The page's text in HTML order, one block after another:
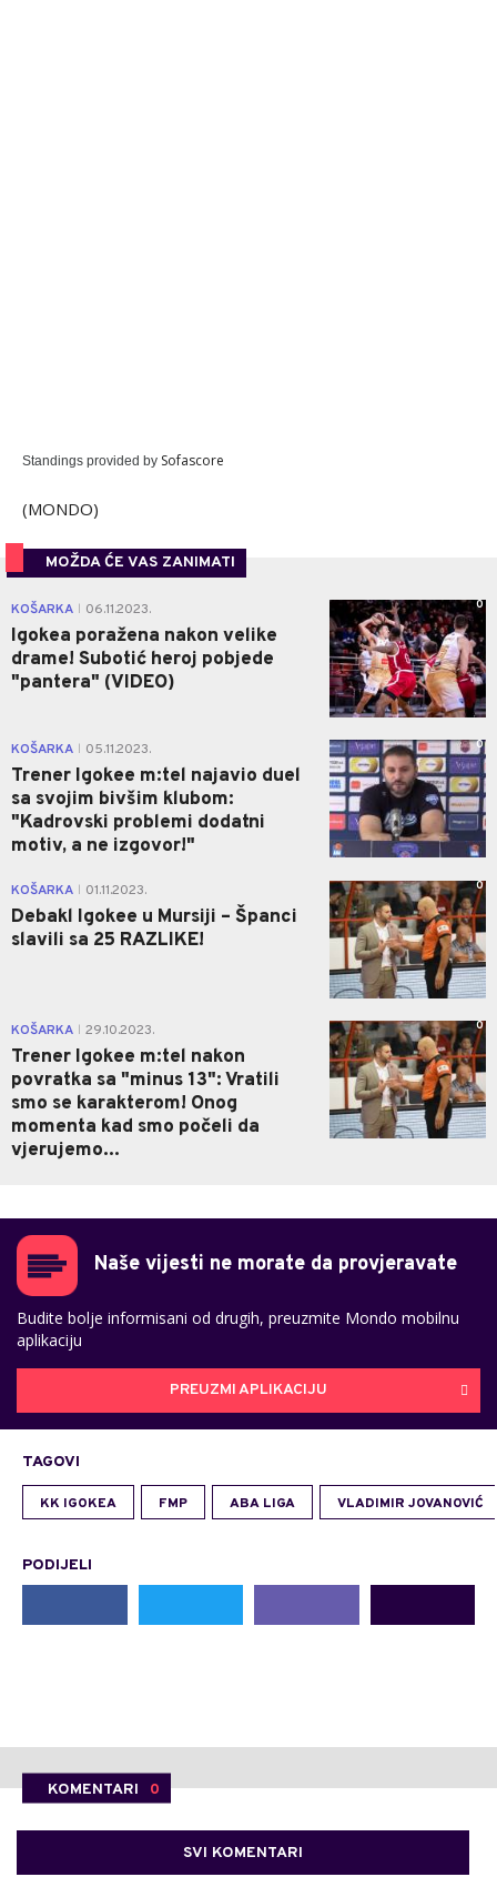
Standings provided by Sofascore
(MONDO)
MOŽDA ĆE VAS ZANIMATI
KOŠARKA 06.11.2023.
Igokea poražena nakon velike
drame! Subotić heroj pobjede
"pantera" (VIDEO)
0
KOŠARKA 05.11.2023.
Trener Igokee m:tel najavio duel
sa svojim bivšim klubom:
"Kadrovski problemi dodatni
motiv, a ne izgovor!"
0
KOŠARKA 01.11.2023.
Debakl Igokee u Mursiji – Španci
slavili sa 25 RAZLIKE!
0
KOŠARKA 29.10.2023.
Trener Igokee m:tel nakon
povratka sa "minus 13": Vratili
smo se karakterom! Onog
momenta kad smo počeli da
vjerujemo...
0
Naše vijesti ne morate da provjeravate
Budite bolje informisani od drugih, preuzmite Mondo mobilnu
aplikaciju
PREUZMI APLIKACIJU
TAGOVI
KK IGOKEA FMP ABA LIGA VLADIMIR JOVANOVIĆ
PODIJELI
KOMENTARI 0
SVI KOMENTARI